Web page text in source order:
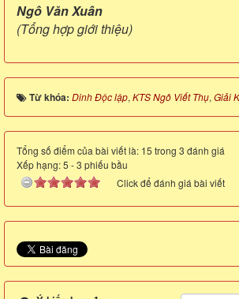
Ngô Văn Xuân
(Tổng hợp giới thiệu)
Từ khóa: Dinh Độc lập, KTS Ngô Viết Thụ, Giải
Tổng số điểm của bài viết là: 15 trong 3 đánh giá
Xếp hạng:5 -3 phiếu bầu
Click để đánh giá bài viết